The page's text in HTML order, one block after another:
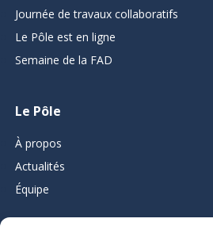
Journée de travaux collaboratifs
Le Pôle est en ligne
Semaine de la FAD
Le Pôle
À propos
Actualités
Équipe